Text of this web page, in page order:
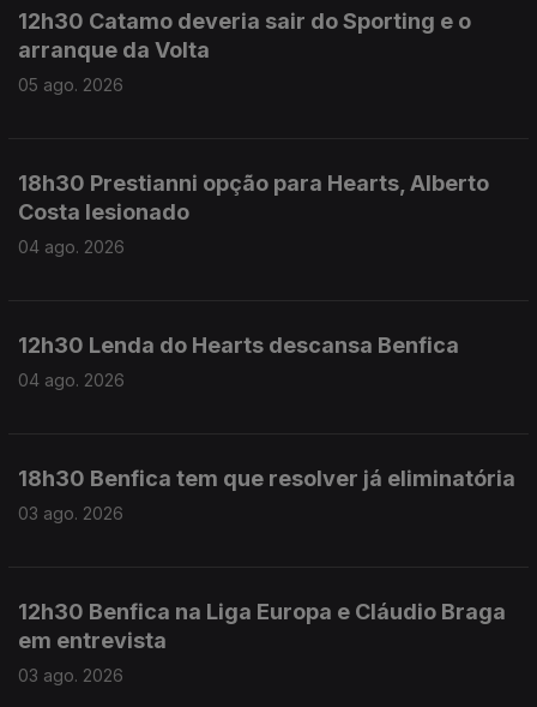
12h30 Catamo deveria sair do Sporting e o
arranque da Volta
05 ago. 2026
18h30 Prestianni opção para Hearts, Alberto
Costa lesionado
04 ago. 2026
12h30 Lenda do Hearts descansa Benfica
04 ago. 2026
18h30 Benfica tem que resolver já eliminatória
03 ago. 2026
12h30 Benfica na Liga Europa e Cláudio Braga
em entrevista
03 ago. 2026